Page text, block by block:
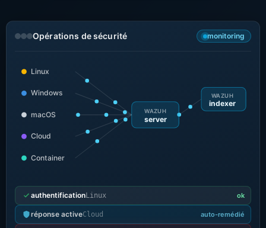
Directus
Docker
Elasticsearch
GitLab
Grafana
Opérations de sécurité monitoring
Linux
Windows
macOS
Cloud
Container
WAZUH
server
WAZUH
indexer
authentificationLinux ok
réponse activeCloud auto-remédié